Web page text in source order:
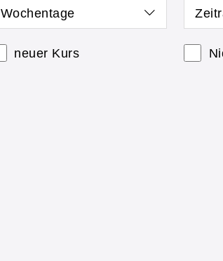
Wochentage
neuer Kurs